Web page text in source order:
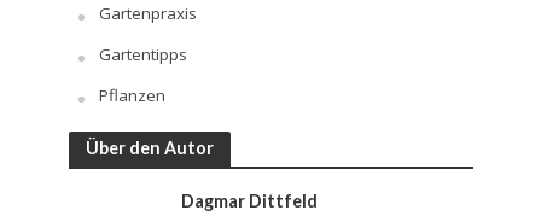
Gartenpraxis
Gartentipps
Pflanzen
Über den Autor
Dagmar Dittfeld